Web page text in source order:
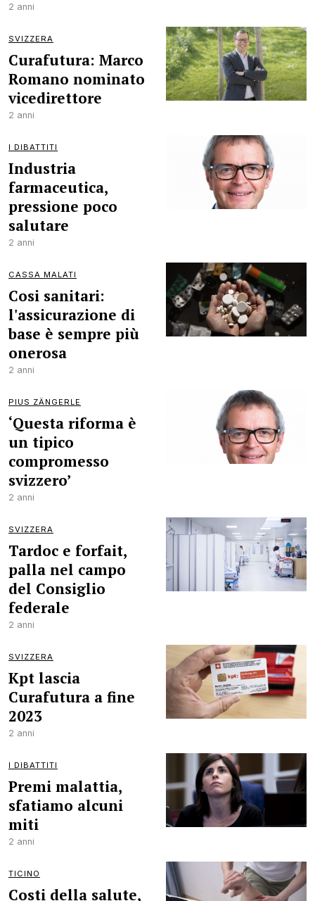
2 anni
SVIZZERA
Curafutura: Marco
Romano nominato
vicedirettore
2 anni
I DIBATTITI
Industria
farmaceutica,
pressione poco
salutare
2 anni
CASSA MALATI
Cosi sanitari:
l'assicurazione di
base è sempre più
onerosa
2 anni
PIUS ZÄNGERLE
‘Questa riforma è
un tipico
compromesso
svizzero’
2 anni
SVIZZERA
Tardoc e forfait,
palla nel campo
del Consiglio
federale
2 anni
SVIZZERA
Kpt lascia
Curafutura a fine
2023
2 anni
I DIBATTITI
Premi malattia,
sfatiamo alcuni
miti
2 anni
TICINO
Costi della salute,